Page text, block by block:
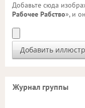
Добавьте сюда
Рабочее Рабство», и
Журнал группы